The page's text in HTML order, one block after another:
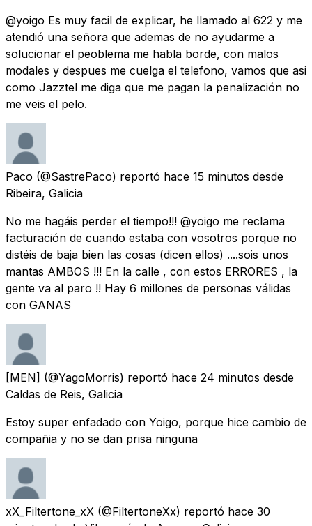
@yoigo Es muy facil de explicar, he llamado al 622 y me
atendió una señora que ademas de no ayudarme a
solucionar el peoblema me habla borde, con malos
modales y despues me cuelga el telefono, vamos que asi
como Jazztel me diga que me pagan la penalización no
me veis el pelo.
Paco (@SastrePaco) reportó hace 15 minutos desde
Ribeira, Galicia
No me hagáis perder el tiempo!!! @yoigo me reclama
facturación de cuando estaba con vosotros porque no
distéis de baja bien las cosas (dicen ellos) ....sois unos
mantas AMBOS !!! En la calle , con estos ERRORES , la
gente va al paro !! Hay 6 millones de personas válidas
con GANAS
[MEN] (@YagoMorris) reportó hace 24 minutos desde
Caldas de Reis, Galicia
Estoy super enfadado con Yoigo, porque hice cambio de
compañia y no se dan prisa ninguna
xX_Filtertone_xX (@FiltertoneXx) reportó hace 30